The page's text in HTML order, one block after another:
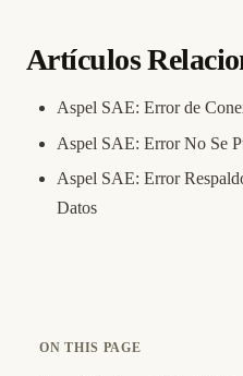
Artículos
Aspel SAE: Error de
Aspel SAE: Error No Se
Aspel SAE: Error
Datos
ON THIS PAGE